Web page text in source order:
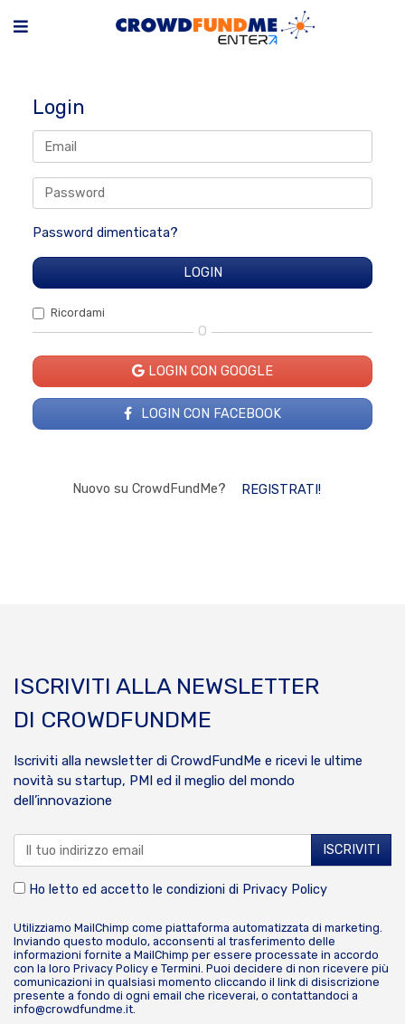
Login
Password dimenticata?
Ricordami
O
LOGIN CON GOOGLE
LOGIN CON FACEBOOK
Nuovo su CrowdFundMe? REGISTRATI!
ISCRIVITI ALLA NEWSLETTER
DI CROWDFUNDME
Iscriviti alla newsletter di CrowdFundMe e ricevi le ultime
novità su startup, PMI ed il meglio del mondo
dell’innovazione
Ho letto ed accetto le condizioni di Privacy Policy
Utilizziamo MailChimp come piattaforma automatizzata di marketing.
Inviando questo modulo, acconsenti al trasferimento delle
informazioni fornite a MailChimp per essere processate in accordo
con la loro Privacy Policy e Termini. Puoi decidere di non ricevere più
comunicazioni in qualsiasi momento cliccando il link di disiscrizione
presente a fondo di ogni email che riceverai, o contattandoci a
info@crowdfundme.it.